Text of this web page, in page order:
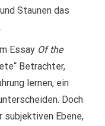
Staunen das
Essay Of the
Betrachter,
lernen, ein
Doch
subjektiven Ebene,